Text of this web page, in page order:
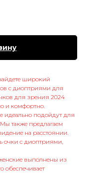
широкий
с диоптриями для
для зрения 2024
и комфортно.
идеально подойдут для
также предлагаем
на расстоянии.
очки с диоптриями,
выполнены из
обеспечивает